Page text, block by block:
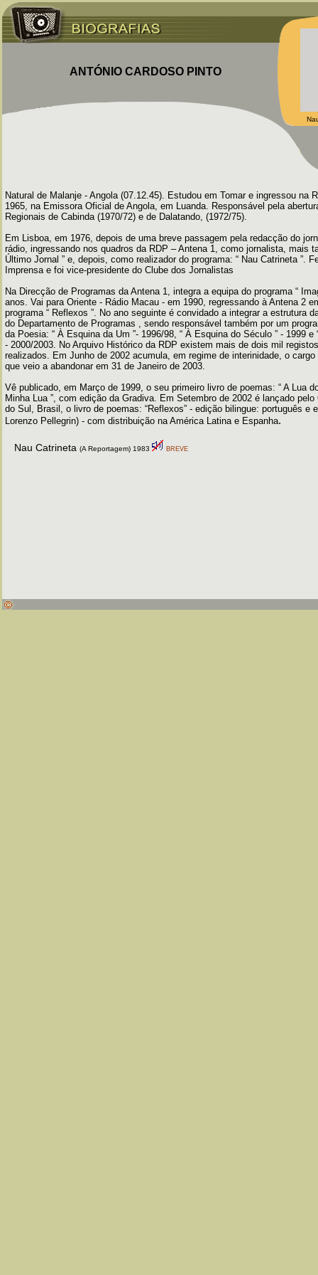
ANTÓNIO CARDOSO PINTO
Natural de Malanje - Angola (07.12.45). Estudou em Tomar e ingressou na
1965, na Emissora Oficial de Angola, em Luanda. Responsável pela
Regionais de Cabinda (1970/72) e de Dalatando, (1972/75).
Em Lisboa, em 1976, depois de uma breve passagem pela redacção do
rádio, ingressando nos quadros da RDP – Antena 1, como jornalista, mais
Último Jornal ” e, depois, como realizador do programa: “ Nau Catrineta ”.
Imprensa e foi vice-presidente do Clube dos Jornalistas
Na Direcção de Programas da Antena 1, integra a equipa do programa “
anos. Vai para Oriente - Rádio Macau - em 1990, regressando à Antena 2
programa “ Reflexos ”. No ano seguinte é convidado a integrar a estrutura
do Departamento de Programas , sendo responsável também por um
da Poesia: “ À Esquina da Um ”- 1996/98, “ À Esquina do Século ” - 1999 e
- 2000/2003. No Arquivo Histórico da RDP existem mais de dois mil
realizados. Em Junho de 2002 acumula, em regime de interinidade, o
que veio a abandonar em 31 de Janeiro de 2003.
Vê publicado, em Março de 1999, o seu primeiro livro de poemas: “ A Lua
Minha Lua ”, com edição da Gradiva. Em Setembro de 2002 é lançado
do Sul, Brasil, o livro de poemas: “Reflexos” - edição bilingue: português e
Lorenzo Pellegrin) - com distribuição na América Latina e Espanha.
Nau Catrineta (A Reportagem) 1983 BREVE